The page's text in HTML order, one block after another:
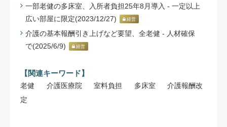
一部老健の多床室、入所者負担25年8月導入 - 一定以上
広い部屋に限定(2023/12/27)
経営
介護の基本報酬引き上げなど要望、全老健 - 人材確保
で(2025/6/9)
経営
【関連キーワード】
老健 介護医療院 室料負担 多床室
介護報酬改
定